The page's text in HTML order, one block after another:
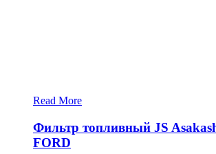
Read More
Фильтр топливный JS
FORD